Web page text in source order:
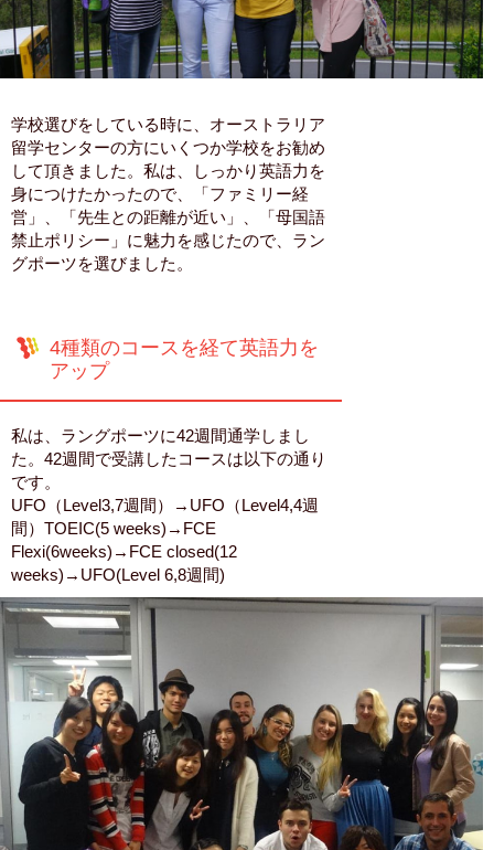
学校選びをしている時に、オーストラリア
留学センターの方にいくつか学校をお勧め
して頂きました。私は、しっかり英語力を
身につけたかったので、「ファミリー経
営」、「先生との距離が近い」、「母国語
禁止ポリシー」に魅力を感じたので、ラン
グポーツを選びました。
4種類のコースを経て英語力を
アップ
私は、ラングポーツに42週間通学しまし
た。42週間で受講したコースは以下の通り
です。
UFO（Level3,7週間）→UFO（Level4,4週
間）TOEIC(5 weeks)→FCE
Flexi(6weeks)→FCE closed(12
weeks)→UFO(Level 6,8週間)